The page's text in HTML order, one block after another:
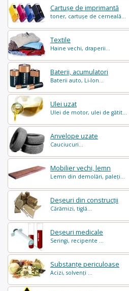
Cartușe de imprimantă
toner, cartușe de cerneală...
Textile
Haine vechi, draperii...
Baterii, acumulatori
Baterii auto, Li-Ion...
Ulei uzat
Ulei de motor, ulei de gătit...
Anvelope uzate
Cauciucuri...
Mobilier vechi, lemn
Lemn din demolări, paleți...
Deșeuri din construcții
Cărămizi, tiglă...
Deșeuri medicale
Seringi, recipente ...
Substanțe periculoase
Acizi, solvenți ...